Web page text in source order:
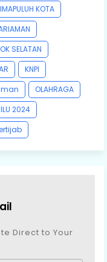
KOTA
SELATAN
KNPI
OLAHRAGA
2024
Direct to Your